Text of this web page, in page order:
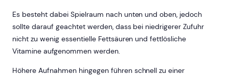
Es besteht dabei Spielraum nach unten und oben, jedoch
sollte darauf geachtet werden, dass bei niedrigerer Zufuhr
nicht zu wenig essentielle Fettsäuren und fettlösliche
Vitamine aufgenommen werden.
Höhere Aufnahmen hingegen führen schnell zu einer